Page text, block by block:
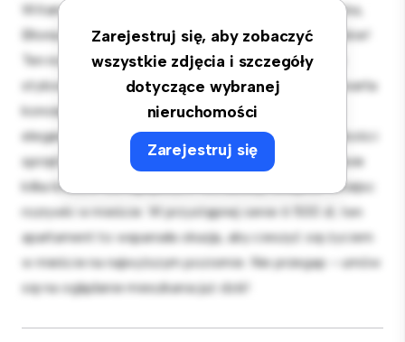
Zarejestruj się, aby zobaczyć
wszystkie zdjęcia i szczegóły
dotyczące wybranej
nieruchomości
Zarejestruj się
Witamy w Twojej nowej miejskiej oazie w ul. Sarmacka,
Błonia Wilanowskie, Wilanów, Warszawa, mazowieckie!
Ten nowoczesny apartament z 3 sypialniami oferuje
stylową i przytulną przestrzeń do zamieszkania. Otwarta
koncepcja układu idealnie nadaje się do rozrywki, a
elegancka kuchnia jest wyposażona w najwyższej jakości
sprzęt. Dzięki doskonałej lokalizacji będziesz zaledwie
kilka kroków od najlepszych restauracji, sklepów i miejsc
rozrywki w mieście. W przystępnej cenie 6 500 zł, ten
apartament to wspaniała okazja, aby cieszyć się życiem
w mieście na najwyższym poziomie. Nie przegap – umów
się na oglądanie mieszkania już dziś!